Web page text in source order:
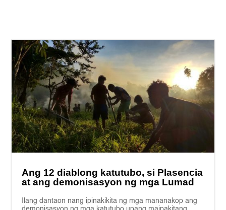
Ang 12 diablong katutubo, si Plasencia
at ang demonisasyon ng mga Lumad
Ilang dantaon nang ipinakikita ng mga mananakop ang